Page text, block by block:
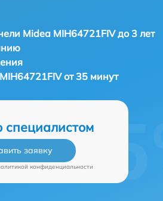
Midea MIH64721FIV до 3 лет
от 35 минут
специалистом
заявку
конфиденциальности